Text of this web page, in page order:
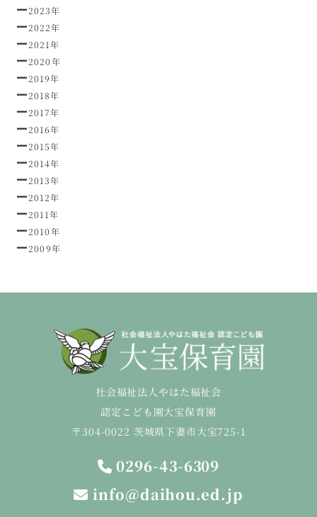
2023年
2022年
2021年
2020年
2019年
2018年
2017年
2016年
2015年
2014年
2013年
2012年
2011年
2010年
2009年
社会福祉法人やはた福祉会
認定こども園大宝保育園
〒304-0022 茨城県下妻市大宝725-1
0296-43-6309
info@daihou.ed.jp